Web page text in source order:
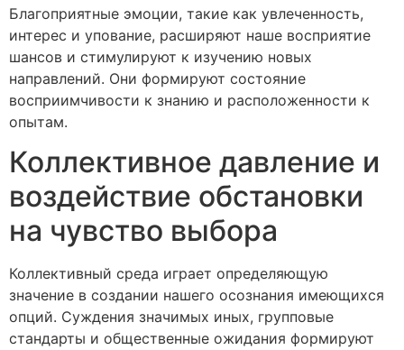
Благоприятные эмоции, такие как увлеченность,
интерес и упование, расширяют наше восприятие
шансов и стимулируют к изучению новых
направлений. Они формируют состояние
восприимчивости к знанию и расположенности к
опытам.
Коллективное давление и
воздействие обстановки
на чувство выбора
Коллективный среда играет определяющую
значение в создании нашего осознания имеющихся
опций. Суждения значимых иных, групповые
стандарты и общественные ожидания формируют